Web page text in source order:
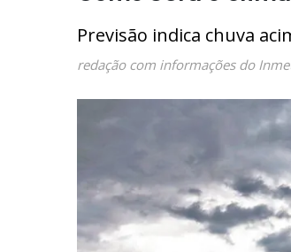
Previsão indica chuva
redação com informações do